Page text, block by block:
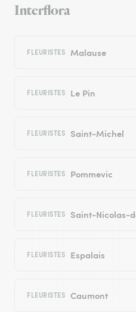
Interflora
FLEURISTES Malause
FLEURISTES Le Pin
FLEURISTES Saint-Michel
FLEURISTES Pommevic
FLEURISTES Saint-Nicolas-
FLEURISTES Espalais
FLEURISTES Caumont